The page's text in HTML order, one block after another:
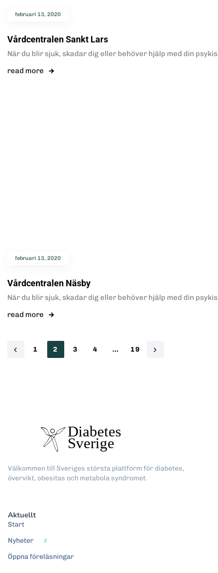
februari 13, 2020
Vårdcentralen Sankt Lars
När du blir sjuk, skadar dig eller behöver hjälp med din
read more
februari 13, 2020
Vårdcentralen Näsby
När du blir sjuk, skadar dig eller behöver hjälp med din
read more
1 2 3 4 … 19
Välkommen till Sveriges största plattform för diabetes,
övervikt, obesitas och metabola syndromet.
Aktuellt
Start
Nyheter
2
Öppna föreläsningar